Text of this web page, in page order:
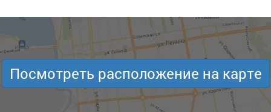
Посмотреть расположение на карте